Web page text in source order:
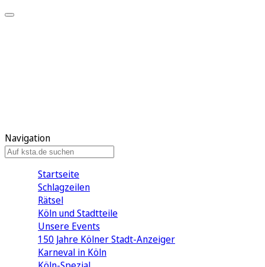
Navigation
Startseite
Schlagzeilen
Rätsel
Köln und Stadtteile
Unsere Events
150 Jahre Kölner Stadt-Anzeiger
Karneval in Köln